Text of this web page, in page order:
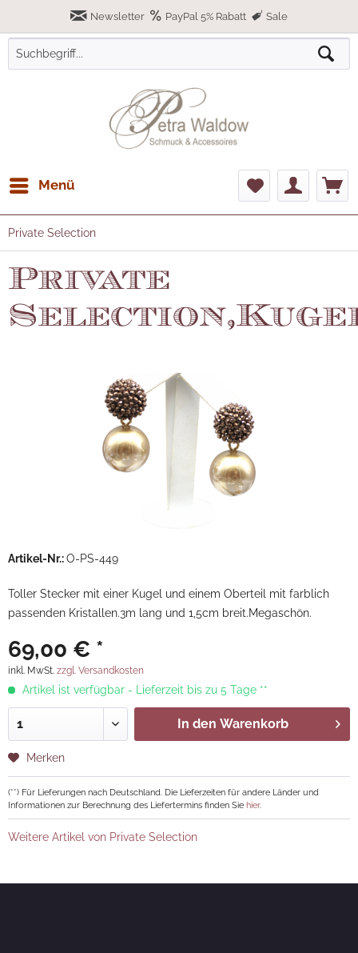
Newsletter PayPal 5% Rabatt Sale
Menü
Private Selection
Private
Artikel-Nr.:O-PS-449
Toller Stecker mit einer Kugel und einem Oberteil mit farblich
passenden Kristallen.3m lang und 1,5cm breit.Megaschön.
69,00 € *
inkl. MwSt. zzgl. Versandkosten
Artikel ist verfügbar - Lieferzeit bis zu 5 Tage **
In den Warenkorb
Merken
(**) Für Lieferungen nach Deutschland. Die Lieferzeiten für andere Länder und
Informationen zur Berechnung des Liefertermins finden Sie hier.
Weitere Artikel von Private Selection